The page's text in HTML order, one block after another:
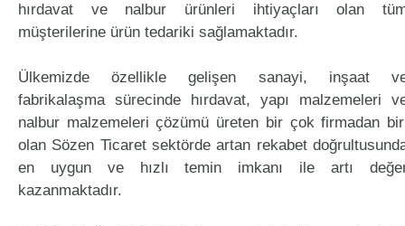
hırdavat ve nalbur ürünleri ihtiyaçları olan
müşterilerine ürün tedariki sağlamaktadır.
Ülkemizde özellikle gelişen sanayi, inşaat
fabrikalaşma sürecinde hırdavat, yapı malzemeleri
nalbur malzemeleri çözümü üreten bir çok firmadan
olan Sözen Ticaret sektörde artan rekabet
en uygun ve hızlı temin imkanı ile artı
kazanmaktadır.